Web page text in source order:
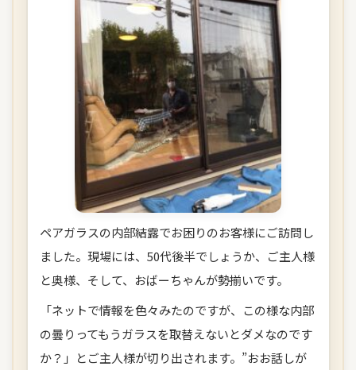
ペアガラスの内部結露でお困りのお客様にご訪問し
ました。現場には、50代後半でしょうか、ご主人様
と奥様、そして、おばーちゃんが勢揃いです。
「ネットで情報を色々みたのですが、この様な内部
の曇りってもうガラスを取替えないとダメなのです
か？」とご主人様が切り出されます。”おお話しが